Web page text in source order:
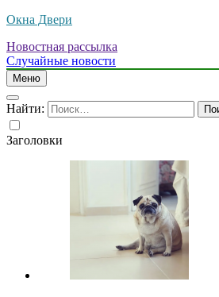
Окна Двери
Новостная рассылка
Случайные новости
Меню
Найти:
Заголовки